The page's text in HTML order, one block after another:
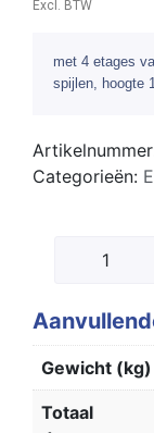
Excl. BTW
met 4 etages
spijlen, hoogte
Categorieën:
Gewicht (kg)
Totaal